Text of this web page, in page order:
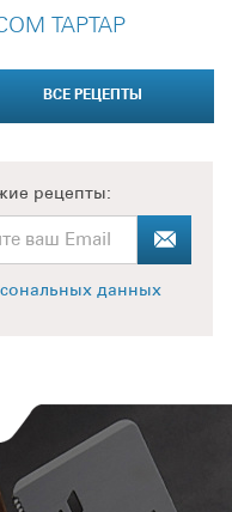
ТАРТАР
ВСЕ РЕЦЕПТЫ
рецепты:
данных